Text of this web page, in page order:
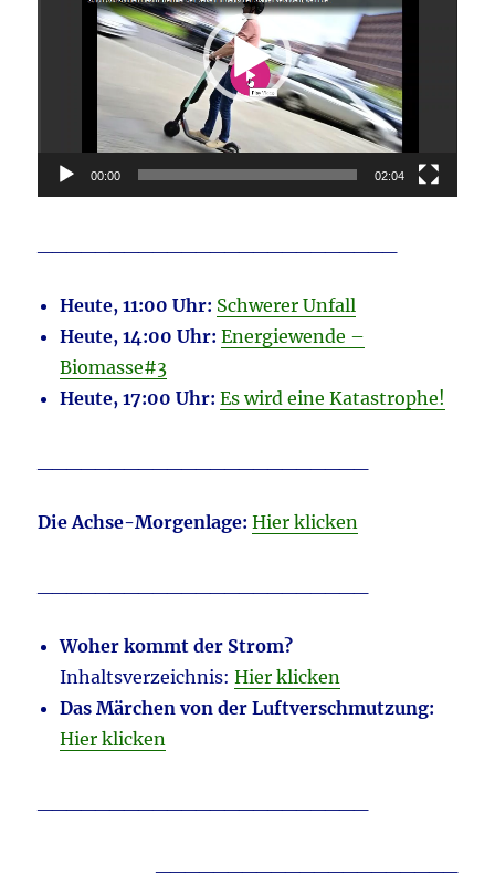
00:00 02:04
Heute, 11:00 Uhr: Schwerer Unfall
Heute, 14:00 Uhr: Energiewende –
Biomasse#3
Heute, 17:00 Uhr: Es wird eine Katastrophe!
Die Achse-Morgenlage: Hier klicken
Woher kommt der Strom?
Inhaltsverzeichnis:Hier klicken
Das Märchen von der Luftverschmutzung:
Hier klicken